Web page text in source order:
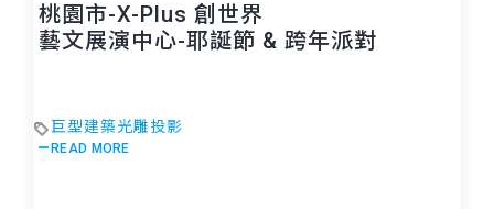
桃園市-X-Plus 創世界
藝文展演中心-耶誕節 & 跨年派對
巨型建築光雕投影
READ MORE